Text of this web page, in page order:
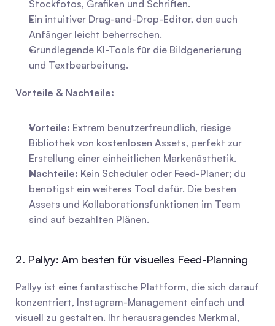
Stockfotos, Grafiken und Schriften.
Ein intuitiver Drag-and-Drop-Editor, den auch
Anfänger leicht beherrschen.
Grundlegende KI-Tools für die Bildgenerierung
und Textbearbeitung.
Vorteile & Nachteile:
Vorteile: Extrem benutzerfreundlich, riesige
Bibliothek von kostenlosen Assets, perfekt zur
Erstellung einer einheitlichen Markenästhetik.
Nachteile: Kein Scheduler oder Feed-Planer; du
benötigst ein weiteres Tool dafür. Die besten
Assets und Kollaborationsfunktionen im Team
sind auf bezahlten Plänen.
2. Pallyy: Am besten für visuelles Feed-Planning
Pallyy ist eine fantastische Plattform, die sich darauf
konzentriert, Instagram-Management einfach und
visuell zu gestalten. Ihr herausragendes Merkmal,